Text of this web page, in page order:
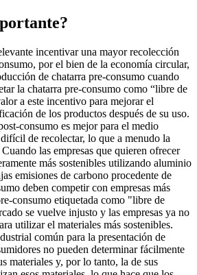
incentivar una mayor recolección
por el bien de la economía circular,
de chatarra pre-consumo cuando
la chatarra pre-consumo como “libre de
a este incentivo para mejorar el
de los productos después de su uso.
consumo es mejor para el medio
de recolectar, lo que a menudo la
Cuando las empresas que quieren ofrecer
más sostenibles utilizando aluminio
emisiones de carbono procedente de
deben competir con empresas más
consumo etiquetada como "libre de
se vuelve injusto y las empresas ya no
utilizar el materiales más sostenibles.
común para la presentación de
no pueden determinar fácilmente
materiales y, por lo tanto, la de sus